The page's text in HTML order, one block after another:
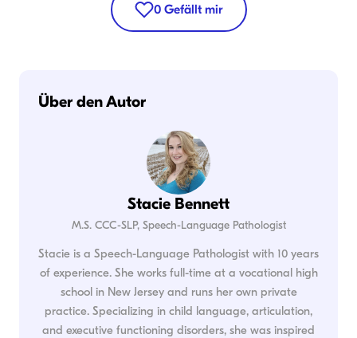
0 Gefällt mir
Über den Autor
Stacie Bennett
M.S. CCC-SLP, Speech-Language Pathologist
Stacie is a Speech-Language Pathologist with 10 years
of experience. She works full-time at a vocational high
school in New Jersey and runs her own private
practice. Specializing in child language, articulation,
and executive functioning disorders, she was inspired